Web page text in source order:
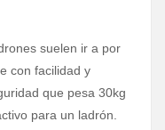
suelen ir a por
con facilidad y
que pesa 30kg
para un ladrón.